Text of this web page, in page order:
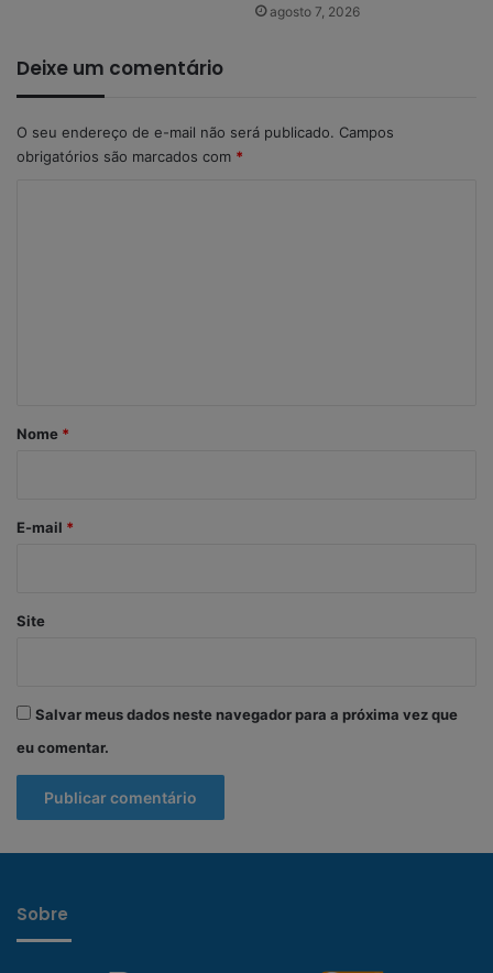
agosto 7, 2026
Deixe um comentário
O seu endereço de e-mail não será publicado. Campos
obrigatórios são marcados com *
r
*
Nome *
E-mail *
Site
Salvar meus dados neste navegador para a próxima vez que
eu comentar.
Sobre